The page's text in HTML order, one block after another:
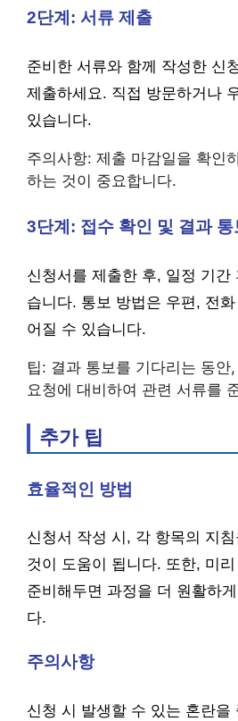
2단계: 서류 제출
준비한 서류와 함께 작성한 신
제출하세요. 직접 방문하거나
있습니다.
주의사항: 제출 마감일을 확인
하는 것이 중요합니다.
3단계: 접수 확인 및 결과 통
신청서를 제출한 후, 일정 기간
습니다. 통보 방법은 우편, 전
어질 수 있습니다.
팁: 결과 통보를 기다리는 동안
요청에 대비하여 관련 서류를
추가 팁
효율적인 방법
신청서 작성 시, 각 항목의 지
것이 도움이 됩니다. 또한, 미
준비해두면 과정을 더 원활하
다.
주의사항
신청 시 발생할 수 있는 혼란을